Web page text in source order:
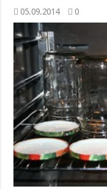
05.09.2014 0